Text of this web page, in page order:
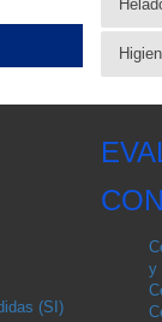
(SI)
y